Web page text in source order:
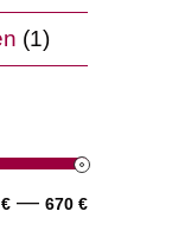
(1)
Min.
Max.
— 670 €